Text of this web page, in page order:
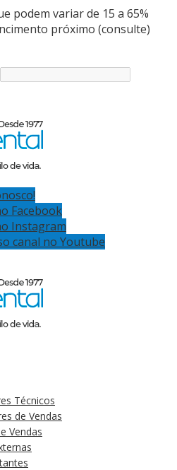
podem variar de 15 a 65%
próximo (consulte)
Facebook
Instagram
canal no Youtube
Técnicos
de Vendas
Vendas